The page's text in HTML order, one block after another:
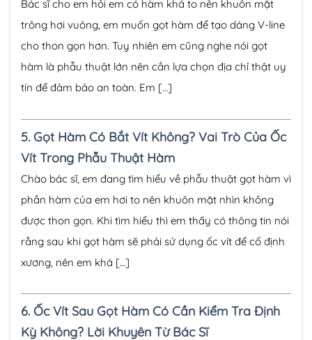
Bác sĩ cho em hỏi em có hàm khá to nên khuôn mặt
trông hơi vuông, em muốn gọt hàm để tạo dáng V-line
cho thon gọn hơn. Tuy nhiên em cũng nghe nói gọt
hàm là phẫu thuật lớn nên cần lựa chọn địa chỉ thật uy
tín để đảm bảo an toàn. Em […]
5. Gọt Hàm Có Bắt Vít Không? Vai Trò Của Ốc
Vít Trong Phẫu Thuật Hàm
Chào bác sĩ, em đang tìm hiểu về phẫu thuật gọt hàm vì
phần hàm của em hơi to nên khuôn mặt nhìn không
được thon gọn. Khi tìm hiểu thì em thấy có thông tin nói
rằng sau khi gọt hàm sẽ phải sử dụng ốc vít để cố định
xương, nên em khá […]
6. Ốc Vít Sau Gọt Hàm Có Cần Kiểm Tra Định
Kỳ Không? Lời Khuyên Từ Bác Sĩ